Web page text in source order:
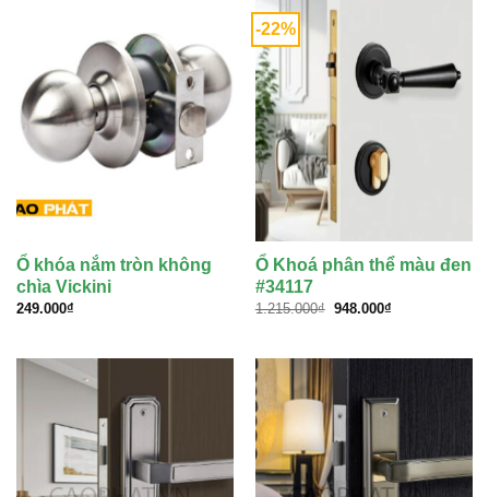
Ổ khóa nắm tròn không
chìa Vickini
249.000₫
-22%
Ổ Khoá phân thể màu đen
#34117
1.215.000₫ Giá
948.000₫Giá